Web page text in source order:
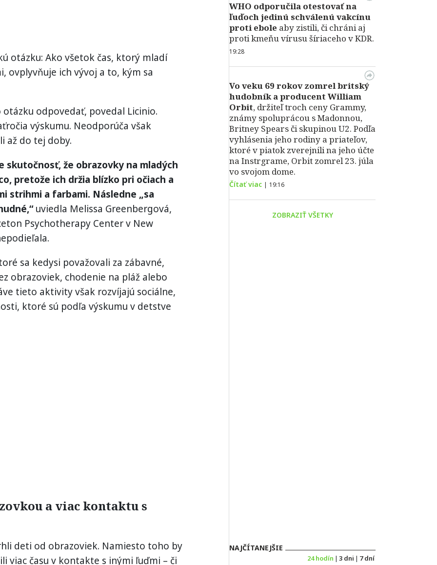
otázku: Ako všetok čas, ktorý mladí
ovplyvňuje ich vývoj a to, kým sa
odpovedať, povedal Licinio.
výskumu. Neodporúča však
až do tej doby.
skutočnosť, že obrazovky na mladých
pretože ich držia blízko pri očiach a
strihmi a farbami. Následne „sa
uviedla Melissa Greenbergová,
Psychotherapy Center v New
sa kedysi považovali za zábavné,
obrazoviek, chodenie na pláž alebo
tieto aktivity však rozvíjajú sociálne,
ktoré sú podľa výskumu v detstve
a viac kontaktu s
deti od obrazoviek. Namiesto toho by
viac času v kontakte s inými ľuďmi – či
WHO odporučila otestovať na
ľuďoch jedinú schválenú vakcínu
proti ebole aby zistili, či chráni aj
proti kmeňu vírusu šíriaceho v KDR.
19:28
Vo veku 69 rokov zomrel britský
hudobník a producent William
Orbit, držiteľ troch ceny Grammy,
známy spoluprácou s Madonnou,
Britney Spears či skupinou U2. Podľa
vyhlásenia jeho rodiny a priateľov,
ktoré v piatok zverejnili na jeho účte
na Instrgrame, Orbit zomrel 23. júla
vo svojom dome.
Čítať viac | 19:16
ZOBRAZIŤ VŠETKY
NAJČÍTANEJŠIE
24 hodín | 3 dni | 7 dní